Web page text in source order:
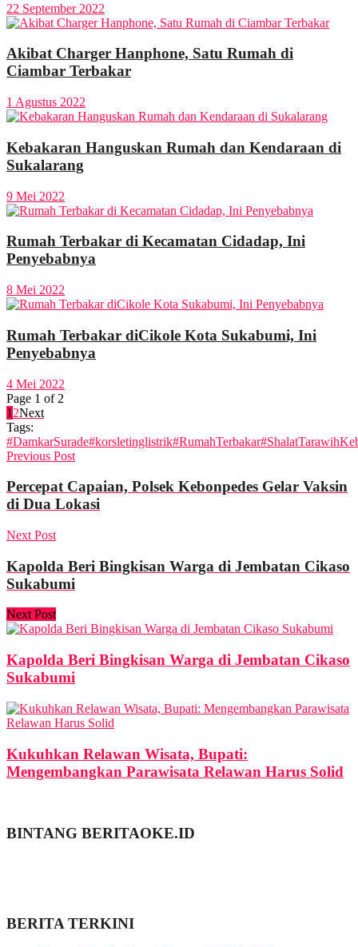
22 September 2022
Akibat Charger Hanphone, Satu Rumah di
Ciambar Terbakar
1 Agustus 2022
Kebakaran Hanguskan Rumah dan Kendaraan di
Sukalarang
9 Mei 2022
Rumah Terbakar di Kecamatan Cidadap, Ini
Penyebabnya
8 Mei 2022
Rumah Terbakar diCikole Kota Sukabumi, Ini
Penyebabnya
4 Mei 2022
Page 1 of 2
1 2Next
Tags:
#DamkarSurade#korsletinglistrik#RumahTerbakar#ShalatTarawih
Previous Post
Percepat Capaian, Polsek Kebonpedes Gelar Vaksin
di Dua Lokasi
Next Post
Kapolda Beri Bingkisan Warga di Jembatan Cikaso
Sukabumi
Next Post
Kapolda Beri Bingkisan Warga di Jembatan Cikaso
Sukabumi
Kukuhkan Relawan Wisata, Bupati:
Mengembangkan Parawisata Relawan Harus Solid
BINTANG BERITAOKE.ID
BERITA TERKINI